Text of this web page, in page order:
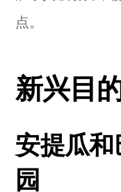
点。
新兴目
安提瓜
园